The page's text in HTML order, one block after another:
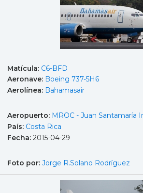
Matícula: C6-BFD
Aeronave: Boeing 737-5H6
Aerolínea: Bahamasair
Aeropuerto: MROC - Juan Santamaría
País: Costa Rica
Fecha: 2015-04-29
Foto por: Jorge R.Solano Rodríguez